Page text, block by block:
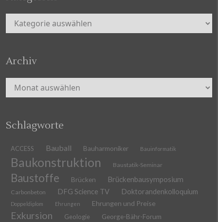
Kategorien
Archiv
Archiv
Schlagworte
ACCESS Bauball Bauharmoniker Bauinformatik
Baukonstruktion Baustatik-Seminar
Baustoffe Brücken Brückenbausymposium
Carbonbeton DFG Science TV Doktorandenkolloquium
Doppeldiplom Ehrungen Ehrungen und Preise
Exkursion Geologie George-Bähr-Forum